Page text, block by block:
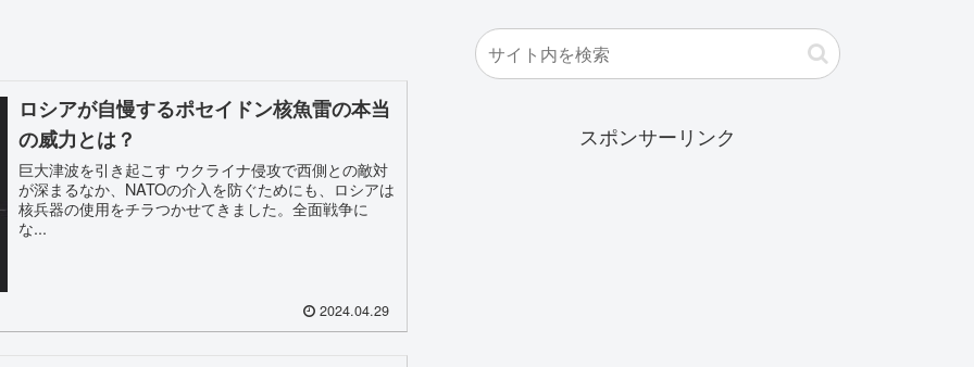
ロシアが自慢するポセイドン核魚雷の本当
の威力とは？
巨大津波を引き起こす ウクライナ侵攻で西側との敵対
が深まるなか、NATOの介入を防ぐためにも、ロシアは
核兵器の使用をチラつかせてきました。全面戦争に
な...
2024.04.29
スポンサーリンク